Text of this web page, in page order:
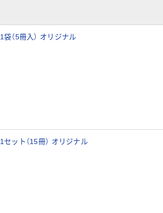
アスクル ボックスファイル A4タテ 頑丈設計 1袋（5冊入） オリジナル
アスクル ボックスファイル A4タテ 頑丈設計 1セット（15冊） オリジナル